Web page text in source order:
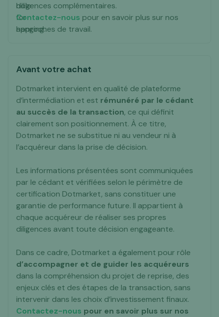
diligences complémentaires.
Contactez-nous pour en savoir plus sur nos
approches de travail.
Avant votre achat
Dotmarket intervient en qualité de plateforme
d’intermédiation et est rémunéré par le cédant
au succès de la transaction, ce qui définit
clairement son positionnement. À ce titre,
Dotmarket ne se substitue ni au vendeur ni à
l’acquéreur dans la prise de décision.
Les informations présentées sont communiquées
par le cédant et vérifiées selon le périmètre de
certification Dotmarket, sans constituer une
garantie de performance future. Il appartient à
chaque acquéreur de réaliser ses propres
diligences avant toute décision engageante.
Dans ce cadre, Dotmarket a également pour rôle
d’accompagner et de guider les acquéreurs
dans la compréhension du projet de reprise, des
enjeux clés et des étapes de la transaction, sans
intervenir dans les choix d’investissement finaux.
Contactez-nous pour en savoir plus sur nos